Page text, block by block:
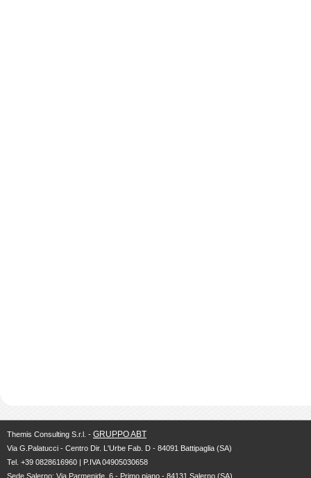
Themis Consulting S.r.l. - GRUPPO ABT
Via G.Palatucci - Centro Dir. L'Urbe Fab. D - 84091 Battipaglia (SA)
Tel. +39 0828616960 | P.IVA 04905030658
Sede Salerno: Via Parmenide, 6 - Primo piano - 84131 Salerno (SA)